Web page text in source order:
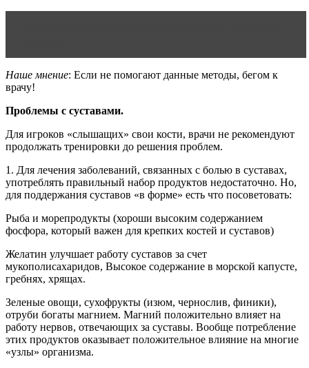
Наше мнение: Если не помогают данные методы, бегом к
врачу!
Проблемы с суставами.
Для игроков «слышащих» свои кости, врачи не рекомендуют
продолжать тренировки до решения проблем.
1. Для лечения заболеваний, связанных с болью в суставах,
употреблять правильный набор продуктов недостаточно. Но,
для поддержания суставов «в форме» есть что посоветовать:
Рыба и морепродукты (хороши высоким содержанием
фосфора, который важен для крепких костей и суставов)
Желатин улучшает работу суставов за счет
мукополисахаридов, Высокое содержание в морской капусте,
гребнях, хрящах.
Зеленые овощи, сухофрукты (изюм, чернослив, финики),
отруби богаты магнием. Магний положительно влияет на
работу нервов, отвечающих за суставы. Вообще потребление
этих продуктов оказывает положительное влияние на многие
«узлы» организма.